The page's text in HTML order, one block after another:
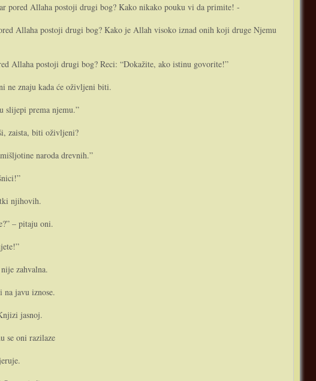
pored Allaha postoji drugi bog? Kako nikako pouku vi da primite! -
Allaha postoji drugi bog? Kako je Allah visoko iznad o­nih koji druge Njemu
Allaha postoji drugi bog? Reci: “Dokažite, ako istinu govorite!”
ne znaju kada će oživljeni biti.
slijepi prema njemu.”
zaista, biti oživljeni?
naroda drevnih.”
njihovih.
– pitaju o­ni.
zahvalna.
javu iznose.
jasnoj.
se o­ni razilaze